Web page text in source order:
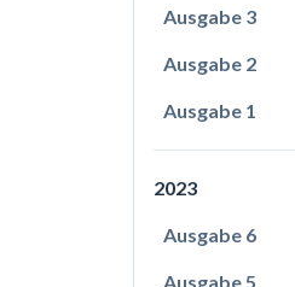
Ausgabe 3
Ausgabe 2
Ausgabe 1
2023
Ausgabe 6
Ausgabe 5